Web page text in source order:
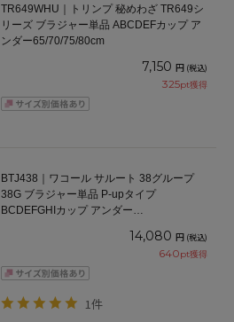
TR649WHU｜トリンプ 秘めわざ TR649シ
リーズ ブラジャー単品 ABCDEFカップ ア
ンダー65/70/75/80cm
7,150 円 (税込)
325pt獲得
BTJ438｜ワコール サルート 38グループ
38G ブラジャー単品 P-upタイプ
BCDEFGHIカップ アンダー
14,080 円 (税込)
640pt獲得
1件